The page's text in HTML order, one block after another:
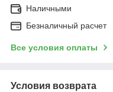
Наличными
Безналичный расчет
Все условия оплаты
Условия возврата